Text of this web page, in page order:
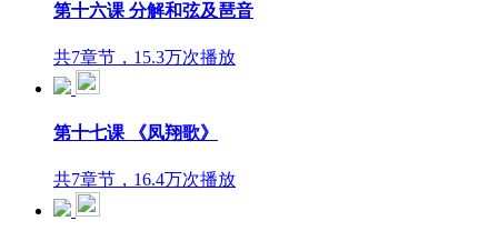
第十六课 分解和弦及琶音
共7章节，15.3万次播放
第十七课 《凤翔歌》
共7章节，16.4万次播放